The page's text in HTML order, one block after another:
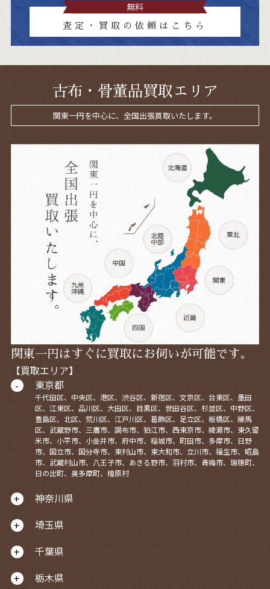
無料
査定・買取の依頼はこちら
古布・骨董品買取エリア
関東一円を中心に、全国出張買取いたします。
関東一円はすぐに買取にお伺いが可能です。
【買取エリア】
東京都
千代田区、中央区、港区、渋谷区、新宿区、文京区、台東区、墨田
区、江東区、品川区、大田区、目黒区、世田谷区、杉並区、中野区、
豊島区、北区、荒川区、江戸川区、葛飾区、足立区、板橋区、練馬
区、武蔵野市、三鷹市、調布市、狛江市、西東京市、綾瀬市、東久留
米市、小平市、小金井市、府中市、稲城市、町田市、多摩市、日野
市、国立市、国分寺市、東村山市、東大和市、立川市、福生市、昭島
市、武蔵村山市、八王子市、あきる野市、羽村市、青梅市、瑞穂町、
日の出町、奥多摩町、檜原村
神奈川県
埼玉県
千葉県
栃木県